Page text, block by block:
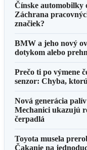
Čínske automobilky
Záchrana
značiek?
BMW a jeho nový
dotykom alebo
Prečo ti po výmene
senzor: Chyba,
Nová generácia
Mechanici ukazujú
čerpadlá
Toyota musela
Čakanie na